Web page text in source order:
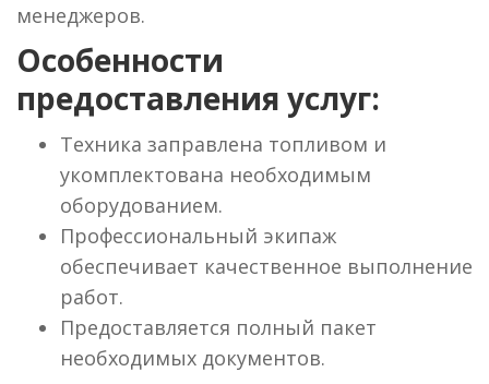
менеджеров.
Особенности
предоставления услуг:
Техника заправлена топливом и
укомплектована необходимым
оборудованием.
Профессиональный экипаж
обеспечивает качественное выполнение
работ.
Предоставляется полный пакет
необходимых документов.